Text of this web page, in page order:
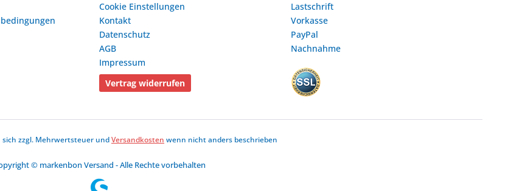
Cookie Einstellungen
Kontakt
Datenschutz
AGB
Impressum
Vertrag widerrufen
Lastschrift
Vorkasse
PayPal
Nachnahme
sich zzgl. Mehrwertsteuer undVersandkosten wenn nicht anders beschrieben
© markenbon Versand - Alle Rechte vorbehalten